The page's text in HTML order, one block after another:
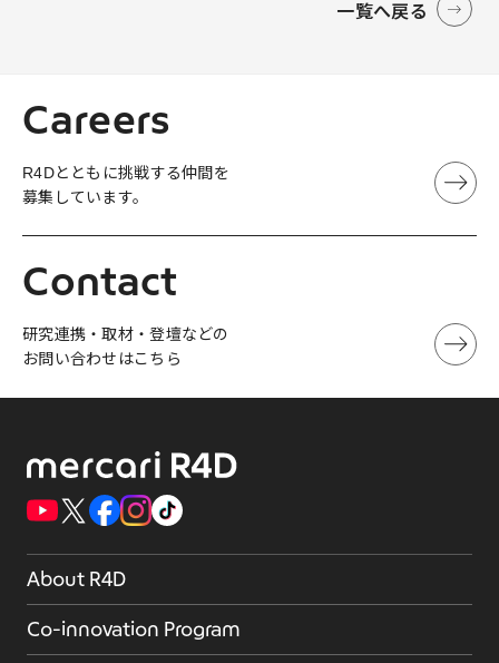
一覧へ戻る
Careers
R4Dとともに挑戦する仲間を
募集しています。
Contact
研究連携・取材・登壇などの
お問い合わせはこちら
About R4D
Co-innovation Program